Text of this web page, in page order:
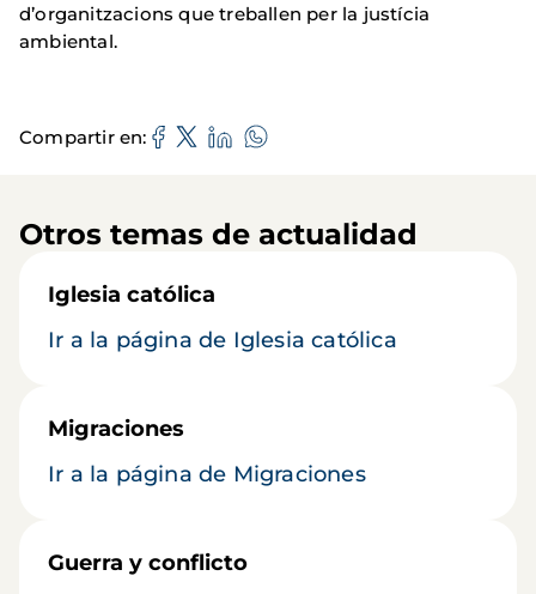
d’organitzacions que treballen per la justícia
ambiental.
Compartir en
Otros temas de actualidad
Iglesia católica
Ir a la página de Iglesia católica
Migraciones
Ir a la página de Migraciones
Guerra y conflicto